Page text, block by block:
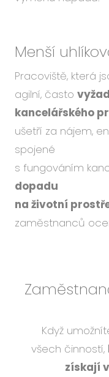
Menší
Pracoviště, která
agilní, často
kancelářského
ušetří za nájem,
spojené
s fungováním
dopadu
na životní
zaměstnanců
Když
všech činností,
získají